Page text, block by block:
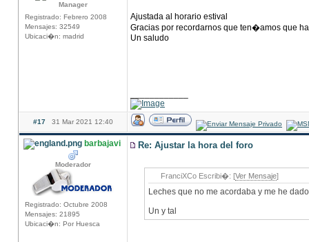
Manager
Registrado: Febrero 2008
Mensajes: 32549
Ubicaci�n: madrid
Ajustada al horario estival
Gracias por recordarnos que ten�amos que
Un saludo
#17 31 Mar 2021 12:40
barbajavi
Moderador
Registrado: Octubre 2008
Mensajes: 21895
Ubicaci�n: Por Huesca
Re: Ajustar la hora del foro
FranciXCo Escribi�: [Ver Mensaje]
Leches que no me acordaba y me he
Un y tal